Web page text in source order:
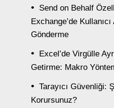
Send on Behalf
Exchange’de
Gönderme
Excel’de Virgülle
Getirme: Makro
Tarayıcı Güvenliği:
Korursunuz?